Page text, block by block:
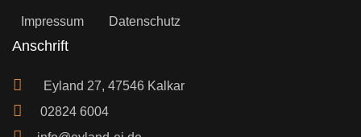
Impressum Datenschutz
Anschrift
Eyland 27, 47546 Kalkar
02824 6004